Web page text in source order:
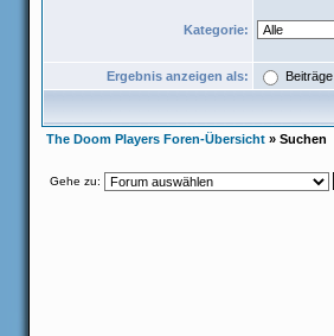
Kategorie:
Ergebnis anzeigen als: Beiträge
The Doom Players Foren-Übersicht » Suchen
Gehe zu: